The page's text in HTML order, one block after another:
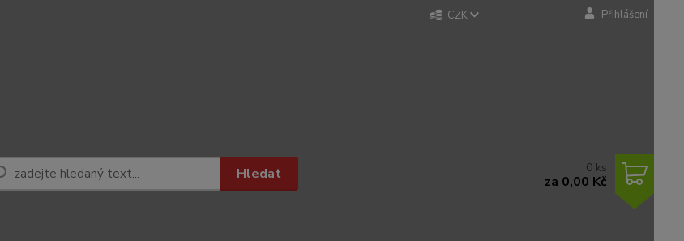
CZK Přihlášení
Hledat 0 ks
za 0,00 Kč